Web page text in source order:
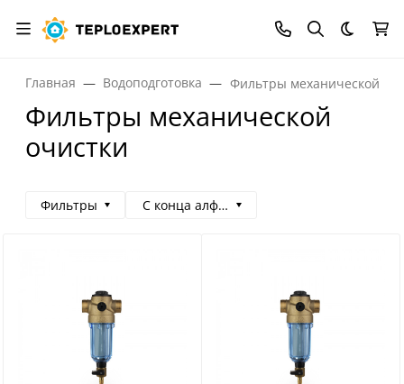
Темная
Главная Водоподготовка Фильтры механической
Фильтры механической
очистки
Фильтры С конца алфавита